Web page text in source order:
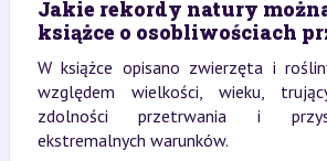
Jakie rekordy natury
książce o osobliwościach
W książce opisano zwierzęta i
względem wielkości, wieku,
zdolności przetrwania i
ekstremalnych warunków.